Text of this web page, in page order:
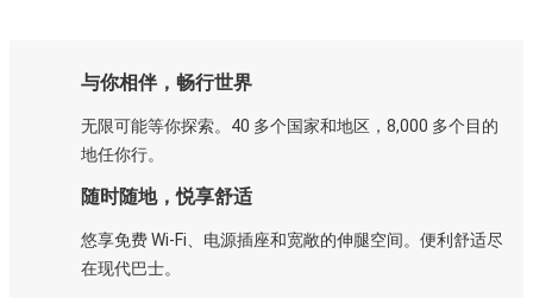
与你相伴，畅行世界
无限可能等你探索。40 多个国家和地区，8,000 多个目的
地任你行。
随时随地，悦享舒适
悠享免费 Wi-Fi、电源插座和宽敞的伸腿空间。便利舒适尽
在现代巴士。